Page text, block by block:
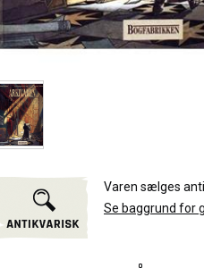
Varen sælges
Se baggrund for